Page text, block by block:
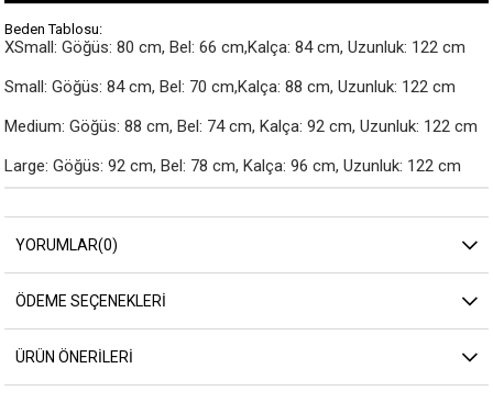
Beden Tablosu:
XSmall: Göğüs: 80 cm, Bel: 66 cm,Kalça: 84 cm, Uzunluk: 122 cm
Small: Göğüs: 84 cm, Bel: 70 cm,Kalça: 88 cm, Uzunluk: 122 cm
Medium: Göğüs: 88 cm, Bel: 74 cm, Kalça: 92 cm, Uzunluk: 122 cm
Large: Göğüs: 92 cm, Bel: 78 cm, Kalça: 96 cm, Uzunluk: 122 cm
YORUMLAR(0)
ÖDEME SEÇENEKLERI
ÜRÜN ÖNERILERI